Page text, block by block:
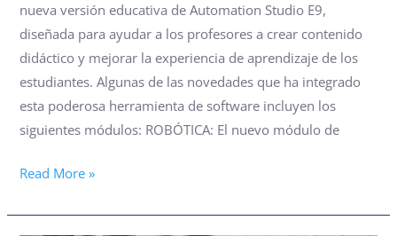
nueva versión educativa de Automation Studio E9,
diseñada para ayudar a los profesores a crear contenido
didáctico y mejorar la experiencia de aprendizaje de los
estudiantes. Algunas de las novedades que ha integrado
esta poderosa herramienta de software incluyen los
siguientes módulos: ROBÓTICA: El nuevo módulo de
Read More »